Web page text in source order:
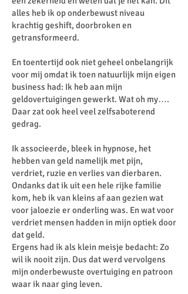
alles heb ik op onderbewust niveau
krachtig geshift, doorbroken en
getransformeerd.
En toentertijd ook niet geheel onbelangrijk
voor mij omdat ik toen natuurlijk mijn eigen
business had: Ik heb aan mijn
geldovertuigingen gewerkt. Wat oh my….
Daar zat ook heel veel zelfsaboterend
gedrag.
Ik associeerde, bleek in hypnose, het
hebben van geld namelijk met pijn,
verdriet, ruzie en verlies van dierbaren.
Ondanks dat ik uit een hele rijke familie
kom, heb ik van kleins af aan gezien wat
voor jaloezie er onderling was. En wat voor
verdriet mensen hadden in mijn optiek door
dat geld.
Ergens had ik als klein meisje bedacht: Zo
wil ik nooit zijn. Dus dat werd vervolgens
mijn onderbewuste overtuiging en patroon
waar ik naar ging leven.